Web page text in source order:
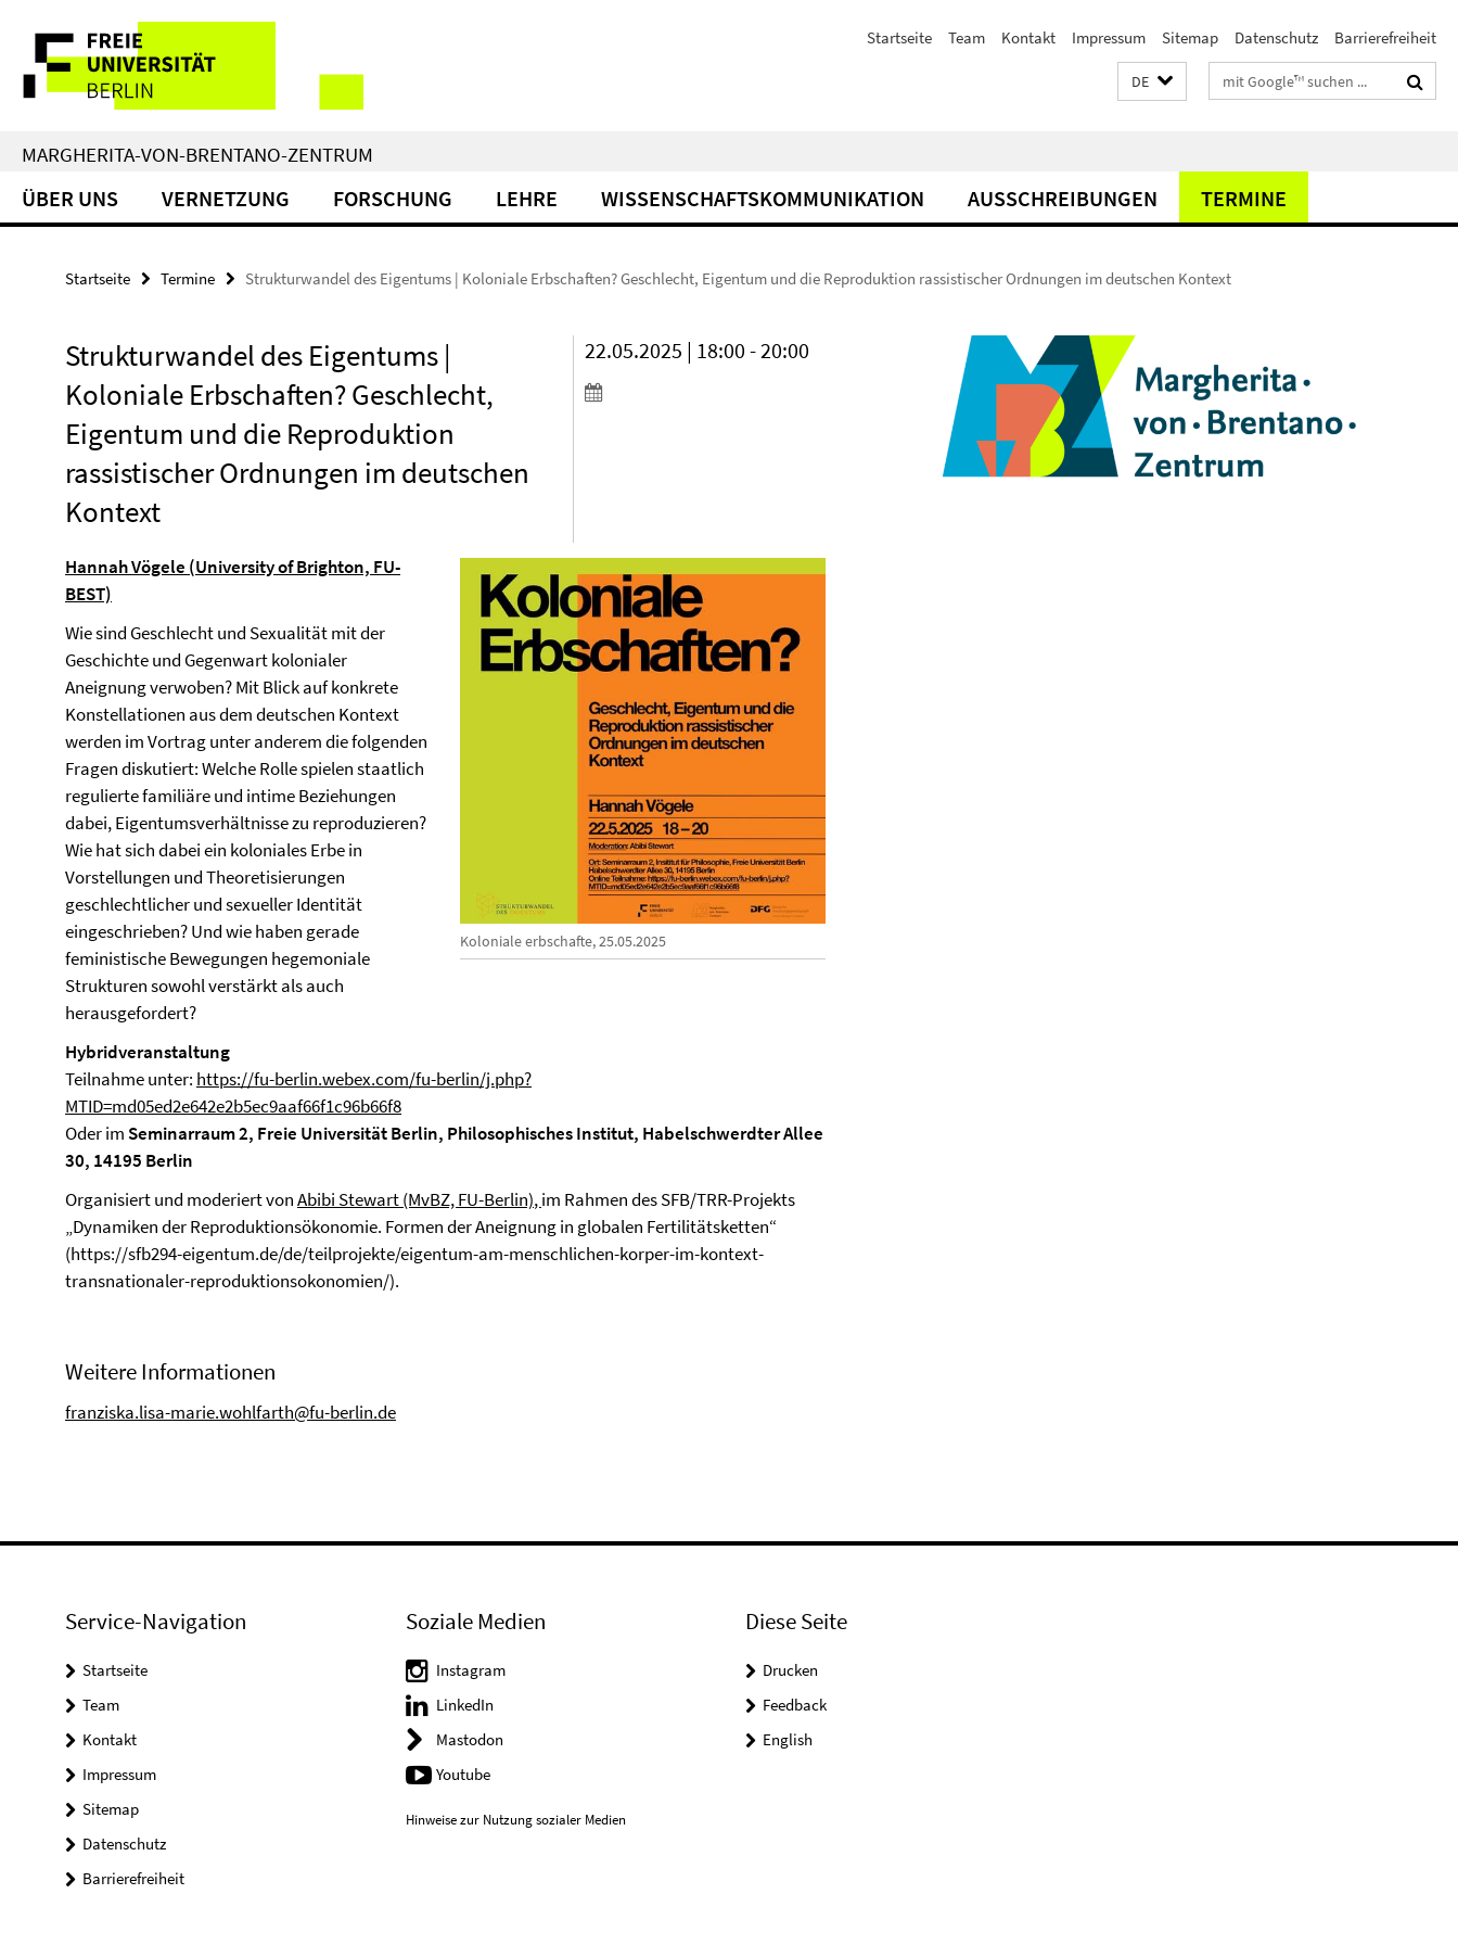
direkt
Inhalt
Service-
Navigation
Startseite Team Kontakt Impressum Sitemap Datenschutz Barrierefreiheit
DE Suchbegriffe
MARGHERITA-VON-BRENTANO-ZENTRUM
ÜBER UNS VERNETZUNG FORSCHUNG LEHRE WISSENSCHAFTSKOMMUNIKATION AUSSCHREIBUNGEN TERMINE
Startseite Termine Strukturwandel des Eigentums | Koloniale Erbschaften? Geschlecht, Eigentum und die Reproduktion rassistischer Ordnungen im deutschen Kontext
Strukturwandel des Eigentums |
Koloniale Erbschaften? Geschlecht,
Eigentum und die Reproduktion
rassistischer Ordnungen im deutschen
Kontext
22.05.2025 | 18:00 - 20:00
Koloniale erbschafte, 25.05.2025
Hannah Vögele (University of Brighton, FU-
BEST)
Wie sind Geschlecht und Sexualität mit der
Geschichte und Gegenwart kolonialer
Aneignung verwoben? Mit Blick auf konkrete
Konstellationen aus dem deutschen Kontext
werden im Vortrag unter anderem die folgenden
Fragen diskutiert: Welche Rolle spielen staatlich
regulierte familiäre und intime Beziehungen
dabei, Eigentumsverhältnisse zu reproduzieren?
Wie hat sich dabei ein koloniales Erbe in
Vorstellungen und Theoretisierungen
geschlechtlicher und sexueller Identität
eingeschrieben? Und wie haben gerade
feministische Bewegungen hegemoniale
Strukturen sowohl verstärkt als auch
herausgefordert?
Hybridveranstaltung
Teilnahme unter: https://fu-berlin.webex.com/fu-berlin/j.php?
MTID=md05ed2e642e2b5ec9aaf66f1c96b66f8
Oder im Seminarraum 2, Freie Universität Berlin, Philosophisches Institut, Habelschwerdter Allee
30, 14195 Berlin
Organisiert und moderiert vonAbibi Stewart (MvBZ, FU-Berlin),im Rahmen des SFB/TRR-Projekts
„Dynamiken der Reproduktionsökonomie. Formen der Aneignung in globalen Fertilitätsketten“
(https://sfb294-eigentum.de/de/teilprojekte/eigentum-am-menschlichen-korper-im-kontext-
transnationaler-reproduktionsokonomien/).
Weitere Informationen
franziska.lisa-marie.wohlfarth@fu-berlin.de
Service-Navigation
Startseite
Team
Kontakt
Impressum
Sitemap
Datenschutz
Barrierefreiheit
Soziale Medien
Instagram
LinkedIn
Mastodon
Youtube
Hinweise zur Nutzung sozialer Medien
Diese Seite
Drucken
Feedback
English